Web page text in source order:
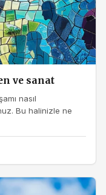
ve sanat
nasıl
Bu halinizle ne